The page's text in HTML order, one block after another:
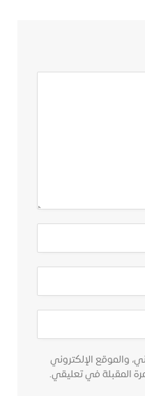
والموقع الإلكتروني
المقبلة في تعليقي.